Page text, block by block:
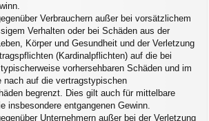
Verbrauchern außer bei vorsätzlichem
Verhalten oder bei Schäden aus der
Körper und Gesundheit und der Verletzung
(Kardinalpflichten) auf die bei
vorhersehbaren Schäden und im
nach auf die vertragstypischen
begrenzt. Dies gilt auch für mittelbare
insbesondere entgangenen Gewinn.
Unternehmern außer bei der Verletzung